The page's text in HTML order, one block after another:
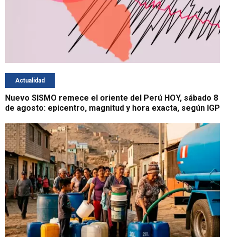
Actualidad
Nuevo SISMO remece el oriente del Perú HOY, sábado 8
de agosto: epicentro, magnitud y hora exacta, según IGP